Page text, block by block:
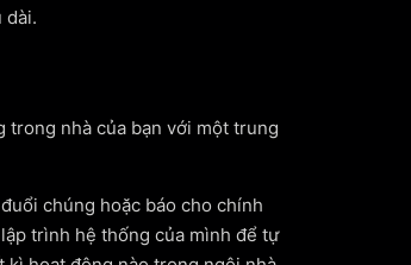
dài.
trong nhà của bạn với một trung
chúng hoặc báo cho chính
trình hệ thống của mình để tự